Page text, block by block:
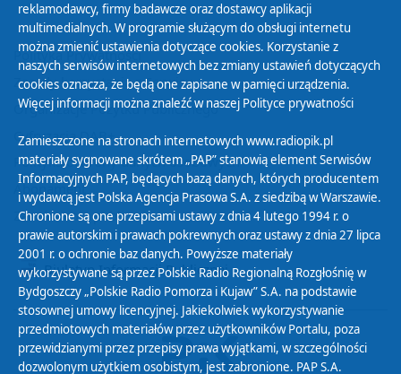
Polityka Prywatności
Zasady korzystania z Serwisu
Organizacje Pożytku Publicznego
Cyfryzacja DAB+
Polityka ochrony danych osobowych
Abonament
Zamówienia publiczne
Biuletyn Informacji Publicznej
reklamodawcy, firmy badawcze oraz dostawcy aplikacji
multimedialnych. W programie służącym do obsługi internetu
można zmienić ustawienia dotyczące cookies. Korzystanie z
naszych serwisów internetowych bez zmiany ustawień dotyczących
cookies oznacza, że będą one zapisane w pamięci urządzenia.
Więcej informacji można znaleźć w naszej Polityce prywatności
Zamieszczone na stronach internetowych www.radiopik.pl
materiały sygnowane skrótem „PAP” stanowią element Serwisów
Informacyjnych PAP, będących bazą danych, których producentem
i wydawcą jest Polska Agencja Prasowa S.A. z siedzibą w Warszawie.
Chronione są one przepisami ustawy z dnia 4 lutego 1994 r. o
prawie autorskim i prawach pokrewnych oraz ustawy z dnia 27 lipca
2001 r. o ochronie baz danych. Powyższe materiały
wykorzystywane są przez Polskie Radio Regionalną Rozgłośnię w
Bydgoszczy „Polskie Radio Pomorza i Kujaw” S.A. na podstawie
stosownej umowy licencyjnej. Jakiekolwiek wykorzystywanie
przedmiotowych materiałów przez użytkowników Portalu, poza
przewidzianymi przez przepisy prawa wyjątkami, w szczególności
dozwolonym użytkiem osobistym, jest zabronione. PAP S.A.